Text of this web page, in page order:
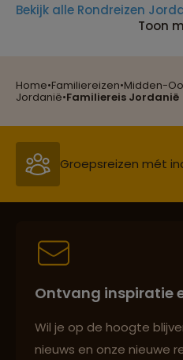
Home•Familiereizen•Midden-
Jordanië•Familiereis Jordanië
Bekijk alle Rondreizen
Toon
Reizen met oog voor
Groepsreizen mét
Persoonlijk en
Ontvang inspiratie
Wil je op de hoogte
nieuws en onze nieuwe